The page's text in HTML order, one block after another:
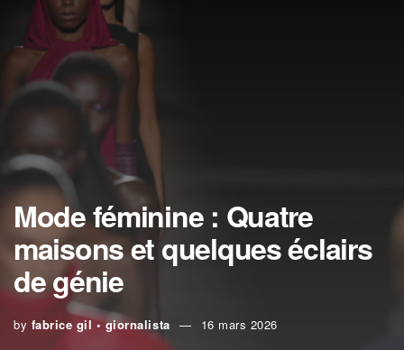
Mode féminine : Quatre
maisons et quelques éclairs
de génie
by fabrice gil • giornalista 16 mars 2026